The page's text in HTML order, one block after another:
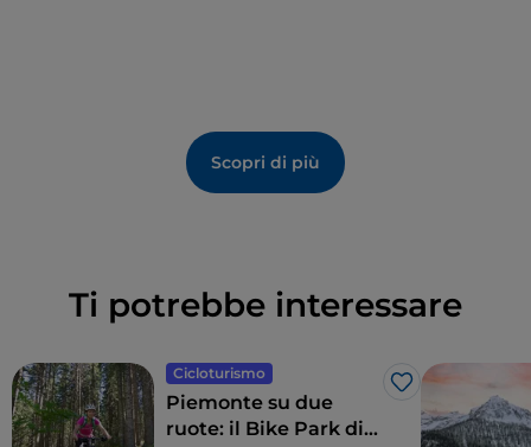
Scopri di più
Ti potrebbe interessare
Cicloturismo
Like
Piemonte su due
ruote: il Bike Park di